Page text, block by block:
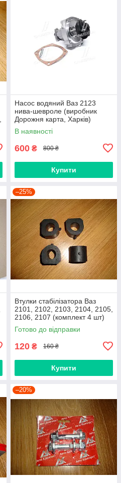
Насос водяний Ваз 2123
нива-шевроле (виробник
Дорожня карта, Харків)
В наявності
600 ₴ 800 ₴
Купити
–25%
Втулки стабілізатора Ваз
2101, 2102, 2103, 2104, 2105,
2106, 2107 (комплект 4 шт)
виробник Gumex, Польща
Готово до відправки
120 ₴ 160 ₴
Купити
–20%